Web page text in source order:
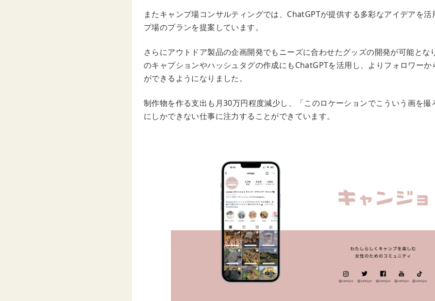
またキャンプ場コンサルティングでは、ChatGPTが提供する多彩なアイデアを
プ場のプランを提案しています。
さらにアウトドア製品の企画開発でもニーズに合わせたグッズの開発が可能とな
のキャプションやハッシュタグの作成にもChatGPTを活用し、よりフォロワー
ができるようになりました。
制作物を作る支出も月30万円程度減少し、「このロケーションでこういう画を撮
にしかできない仕事に注力することができています。